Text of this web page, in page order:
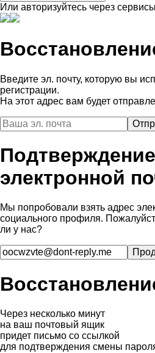
Или авторизуйтесь через сервисы
Введите эл. почту, которую вы
регистрации.
На этот адрес вам будет
электронной
Мы попробовали взять адрес
социального профиля.
ли у нас?
Через несколько минут
на ваш почтовый ящик
придет письмо со ссылкой
для подтверждения смены